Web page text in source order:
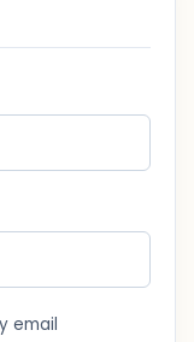
email